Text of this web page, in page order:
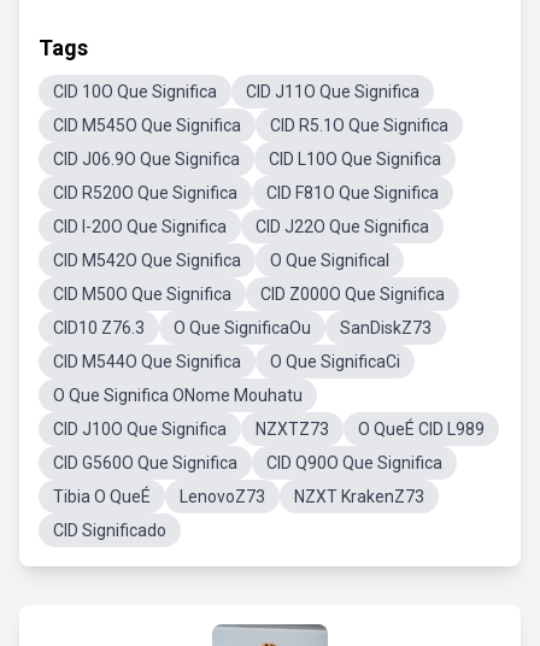
Tags
CID 10O Que Significa
CID J11O Que Significa
CID M545O Que Significa
CID R5.1O Que Significa
CID J06.9O Que Significa
CID L10O Que Significa
CID R520O Que Significa
CID F81O Que Significa
CID I-20O Que Significa
CID J22O Que Significa
CID M542O Que Significa
O Que SignificaI
CID M50O Que Significa
CID Z000O Que Significa
CID10 Z76.3
O Que SignificaOu
SanDiskZ73
CID M544O Que Significa
O Que SignificaCi
O Que Significa ONome Mouhatu
CID J10O Que Significa
NZXTZ73
O QueÉ CID L989
CID G560O Que Significa
CID Q90O Que Significa
Tibia O QueÉ
LenovoZ73
NZXT KrakenZ73
CID Significado